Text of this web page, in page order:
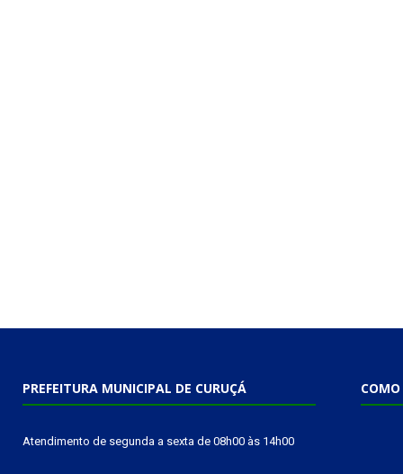
PREFEITURA MUNICIPAL DE CURUÇÁ
Atendimento de segunda a sexta de 08h00 às 14h00
COMO